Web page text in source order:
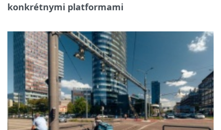
konkrétnymi platformami